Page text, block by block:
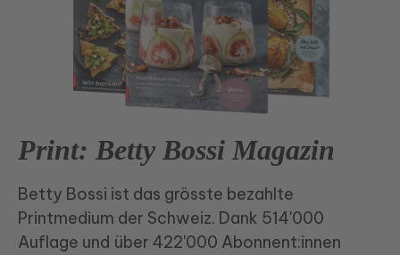
Print: Betty Bossi Magazin
Betty Bossi ist das grösste bezahlte
Printmedium der Schweiz. Dank 514'000
Auflage und über 422'000 Abonnent:innen